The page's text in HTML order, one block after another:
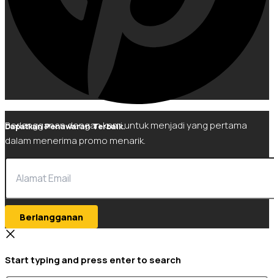
Dapatkan Penawaran Terbaik.
Berlangganan dengan kami untuk menjadi yang pertama
dalam menerima promo menarik.
Berlangganan
Start typing and press enter to search